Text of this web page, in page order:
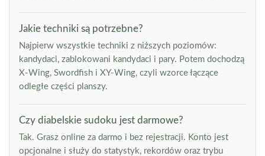
Jakie techniki są potrzebne?
Najpierw wszystkie techniki z niższych poziomów:
kandydaci, zablokowani kandydaci i pary. Potem dochodzą
X-Wing, Swordfish i XY-Wing, czyli wzorce łączące
odległe części planszy.
Czy diabelskie sudoku jest darmowe?
Tak. Grasz online za darmo i bez rejestracji. Konto jest
opcjonalne i służy do statystyk, rekordów oraz trybu